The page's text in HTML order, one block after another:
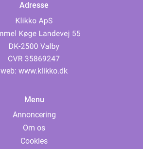
Adresse
web: www.klikko.dk
Menu
Annoncering
Om os
Cookies